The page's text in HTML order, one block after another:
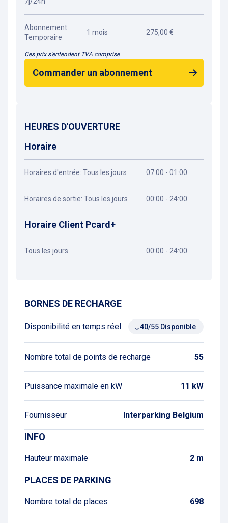
Abonnement
Temporaire
1 mois 275,00 €
Ces prix s'entendent TVA comprise
Commander un abonnement
HEURES D'OUVERTURE
Horaire
Horaires d'entrée: Tous les jours 07:00 - 01:00
Horaires de sortie: Tous les jours 00:00 - 24:00
Horaire Client Pcard+
Tous les jours 00:00 - 24:00
BORNES DE RECHARGE
Disponibilité en temps réel 40/55 Disponible
Nombre total de points de recharge 55
Puissance maximale en kW 11 kW
Fournisseur Interparking Belgium
INFO
Hauteur maximale 2 m
PLACES DE PARKING
Nombre total de places 698